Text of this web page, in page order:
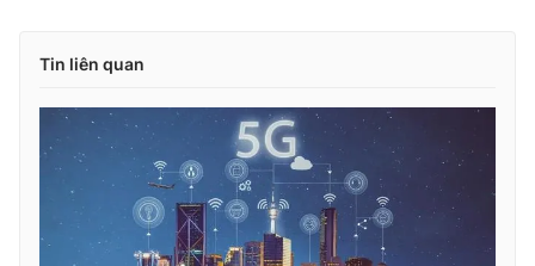
Tin liên quan